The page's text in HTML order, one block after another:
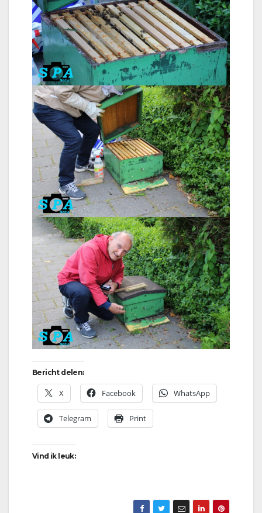
Bericht delen:
X Facebook WhatsApp
Telegram Print
Vind ik leuk: